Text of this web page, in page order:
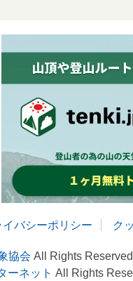
イバシーポリシー ク
協会 All Rights
ーネット All Rights